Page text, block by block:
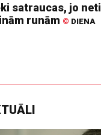
satraucas, jo
runām © DIENA